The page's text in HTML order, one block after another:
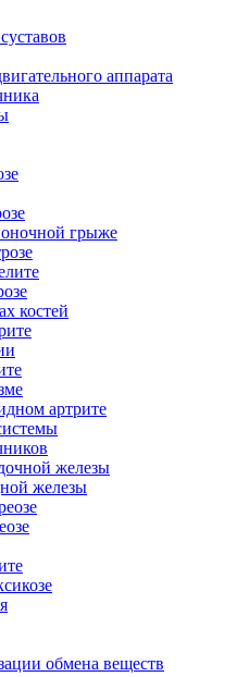
аппарата
грыже
костей
артрите
железы
железы
обмена веществ